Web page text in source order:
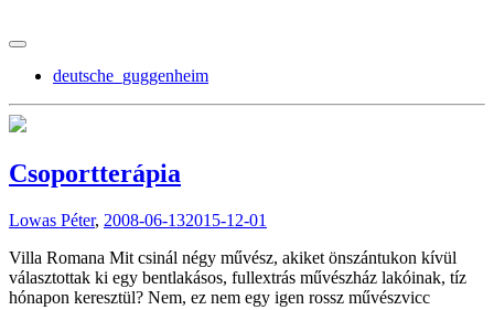
deutsche_guggenheim
Csoportterápia
Lowas Péter, 2008-06-132015-12-01
Villa Romana Mit csinál négy művész, akiket önszántukon kívül
választottak ki egy bentlakásos, fullextrás művészház lakóinak, tíz
hónapon keresztül? Nem, ez nem egy igen rossz művészvicc